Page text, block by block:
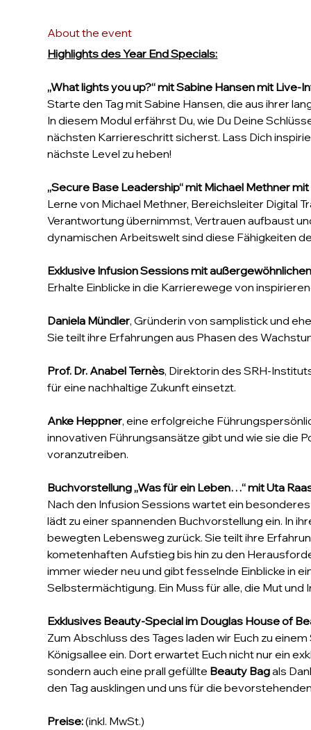
About the event
Highlights des Year End Specials:
„What lights you up?“ mit Sabine Hansen mit Live-
Starte den Tag mit Sabine Hansen, die aus ihrer
In diesem Modul erfährst Du, wie Du Deine
nächsten Karriereschritt sicherst. Lass Dich
nächste Level zu heben!
„Secure Base Leadership“ mit Michael Methner
Lerne von Michael Methner, Bereichsleiter Digital
Verantwortung übernimmst, Vertrauen aufbaust
dynamischen Arbeitswelt sind diese Fähigkeiten
Exklusive Infusion Sessions mit
Erhalte Einblicke in die Karrierewege von
Daniela Mündler, Gründerin von samplistick und
Sie teilt ihre Erfahrungen aus Phasen des
Prof. Dr. Anabel Ternès, Direktorin des SRH-
für eine nachhaltige Zukunft einsetzt.
Anke Heppner, eine erfolgreiche
innovativen Führungsansätze gibt und wie sie die
voranzutreiben.
Buchvorstellung „Was für ein Leben…“ mit Uta
Nach den Infusion Sessions wartet ein
lädt zu einer spannenden Buchvorstellung ein. In
bewegten Lebensweg zurück. Sie teilt ihre
kometenhaften Aufstieg bis hin zu den
immer wieder neu und gibt fesselnde Einblicke in
Selbstermächtigung. Ein Muss für alle, die Mut und
Exklusives Beauty-Special im Douglas House of
Zum Abschluss des Tages laden wir Euch zu
Königsallee ein. Dort erwartet Euch nicht nur ein
sondern auch eine prall gefüllte Beauty Bag als
den Tag ausklingen und uns für die
Preise: (inkl. MwSt.)